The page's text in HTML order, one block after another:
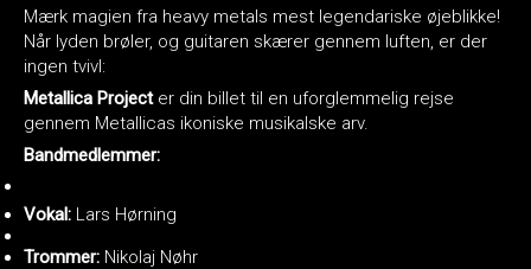
Mærk magien fra heavy metals mest legendariske øjeblikke!
Når lyden brøler, og guitaren skærer gennem luften, er der
ingen tvivl:
Metallica Projecter din billet til en uforglemmelig rejse
gennem Metallicas ikoniske musikalske arv.
Bandmedlemmer:
Vokal: Lars Hørning
Trommer: Nikolaj Nøhr